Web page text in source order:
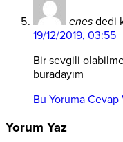
enes dedi
19/12/2019, 03:55
Bir sevgili
buradayım
Bu Yoruma Cevap
Yorum Yaz